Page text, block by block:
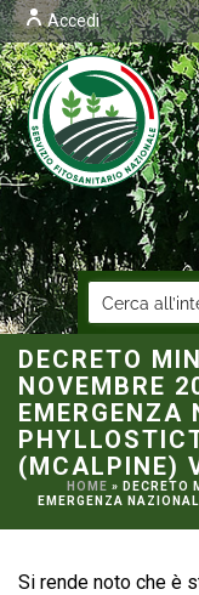
Accedi
DECRETO
NOVEMBRE
EMERGENZA
(MCALPINE)
HOME » DECRETO
EMERGENZA
Si rende noto che è